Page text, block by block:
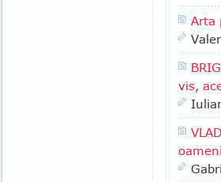
Arta
vis,